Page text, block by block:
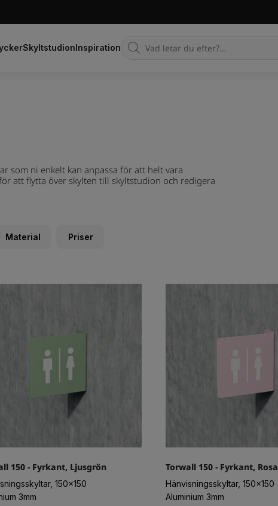
SkyltstudionInspiration Products
search
som ni enkelt kan anpassa för att helt vara
att flytta över skylten till skyltstudion och redigera
Material Priser
150 - Fyrkant, Ljusgrön
150x150
3mm
Torwall 150 - Fyrkant, Rosa
Hänvisningsskyltar, 150x150
Aluminium 3mm